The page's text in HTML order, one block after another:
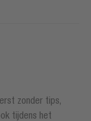
zonder tips,
tijdens het